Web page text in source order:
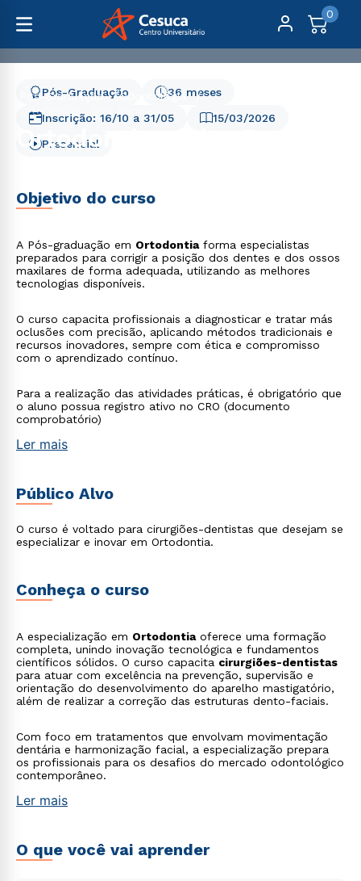
0
Pós-Graduação
Odontologia
Ortodontia - Rita Baratela
Ortodontia - Rita Baratela
15/03/2026
36 meses
Pós-Graduação
Presencial
Inscrição: 16/10 a 31/05
Objetivo do curso
A Pós-graduação em Ortodontiaforma especialistas
preparados para corrigir a posição dos dentes e dos ossos
maxilares de forma adequada, utilizando as melhores
tecnologias disponíveis.
O curso capacita profissionais a diagnosticar e tratar más
oclusões com precisão, aplicando métodos tradicionais e
recursos inovadores, sempre com ética e compromisso
com o aprendizado contínuo.
Para a realização das atividades práticas, é obrigatório que
o aluno possua registro ativo no CRO (documento
comprobatório)
Ler mais
Público Alvo
O curso é voltado para cirurgiões-dentistas que desejam se
especializar e inovar em Ortodontia.
Conheça o curso
A especialização em Ortodontiaoferece uma formação
completa, unindo inovação tecnológica e fundamentos
científicos sólidos. O curso capacita cirurgiões-dentistas
para atuar com excelência na prevenção, supervisão e
orientação do desenvolvimento do aparelho mastigatório,
além de realizar a correção das estruturas dento-faciais.
Com foco em tratamentos que envolvam movimentação
dentária e harmonização facial, a especialização prepara
os profissionais para os desafios do mercado odontológico
contemporâneo.
Ler mais
O que você vai aprender